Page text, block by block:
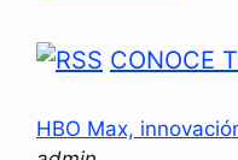
CONOCE
HBO Max,